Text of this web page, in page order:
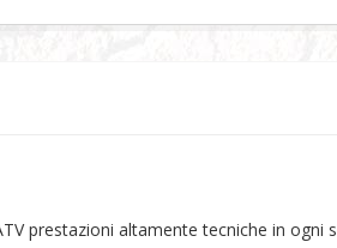
prestazioni altamente tecniche in ogni